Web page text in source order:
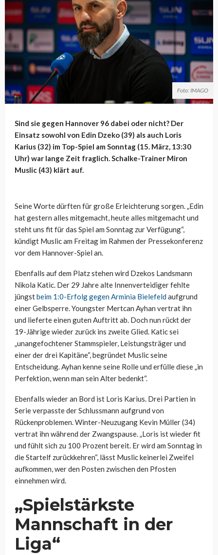
Foto: IMAGO
Sind sie gegen Hannover 96 dabei oder nicht? Der
Einsatz sowohl von Edin Dzeko (39) als auch Loris
Karius (32) im Top-Spiel am Sonntag (15. März, 13:30
Uhr) war lange Zeit fraglich. Schalke-Trainer Miron
Muslic (43) klärt auf.
Seine Worte dürften für große Erleichterung sorgen. „Edin
hat gestern alles mitgemacht, heute alles mitgemacht und
steht uns fit für das Spiel am Sonntag zur Verfügung“,
kündigt Muslic am Freitag im Rahmen der Pressekonferenz
vor dem Hannover-Spiel an.
Ebenfalls auf dem Platz stehen wird Dzekos Landsmann
Nikola Katic. Der 29 Jahre alte Innenverteidiger fehlte
jüngstbeim 1:0-Erfolg gegen Arminia Bielefeldaufgrund
einer Gelbsperre. Youngster Mertcan Ayhan vertrat ihn
und lieferte einen guten Auftritt ab. Doch nun rückt der
19-Jährige wieder zurück ins zweite Glied. Katic sei
„unangefochtener Stammspieler, Leistungsträger und
einer der drei Kapitäne“, begründet Muslic seine
Entscheidung. Ayhan kenne seine Rolle und erfülle diese „in
Perfektion, wenn man sein Alter bedenkt“.
Ebenfalls wieder an Bord ist Loris Karius. Drei Partien in
Serie verpasste der Schlussmann aufgrund von
Rückenproblemen. Winter-Neuzugang Kevin Müller (34)
vertrat ihn während der Zwangspause. „Loris ist wieder fit
und fühlt sich zu 100 Prozent bereit. Er wird am Sonntag in
die Startelf zurückkehren“, lässt Muslic keinerlei Zweifel
aufkommen, wer den Posten zwischen den Pfosten
einnehmen wird.
„Spielstärkste
Mannschaft in der
Liga“